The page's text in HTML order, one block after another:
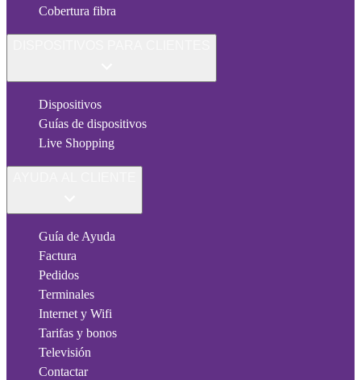
Cobertura fibra
Dispositivos
Guías de dispositivos
Live Shopping
Guía de Ayuda
Factura
Pedidos
Terminales
Internet y Wifi
Tarifas y bonos
Televisión
Contactar